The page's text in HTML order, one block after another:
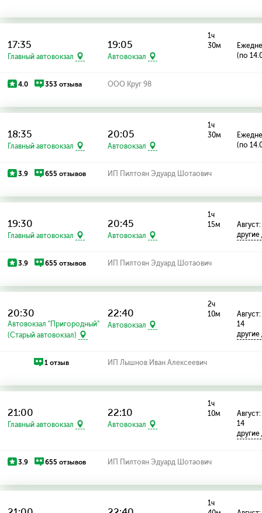
17:35
Главный автовокзал
19:05
Автовокзал
1ч
30м
(по
4.0 353 отзыва ООО Круг 98
18:35
Главный автовокзал
20:05
Автовокзал
1ч
30м
(по
3.9 655 отзывов ИП Пилтоян Эдуард Шотаович
19:30
Главный автовокзал
20:45
Автовокзал
1ч
15м
3.9 655 отзывов ИП Пилтоян Эдуард Шотаович
20:30
Автовокзал "Пригородный"
(Старый автовокзал)
22:40
Автовокзал
2ч
10м
14
1 отзыв ИП Лышнов Иван Алексеевич
21:00
Главный автовокзал
22:10
Автовокзал
1ч
10м
14
3.9 655 отзывов ИП Пилтоян Эдуард Шотаович
1ч